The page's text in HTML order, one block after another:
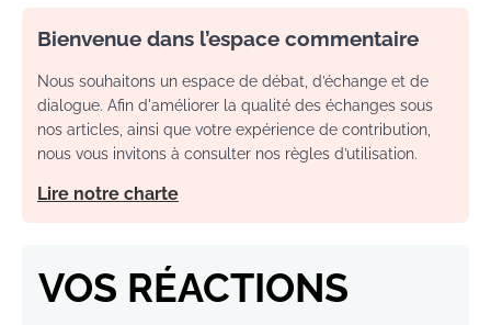
Bienvenue dans l’espace commentaire
Nous souhaitons un espace de débat, d’échange et de
dialogue. Afin d'améliorer la qualité des échanges sous
nos articles, ainsi que votre expérience de contribution,
nous vous invitons à consulter nos règles d’utilisation.
Lire notre charte
VOS RÉACTIONS